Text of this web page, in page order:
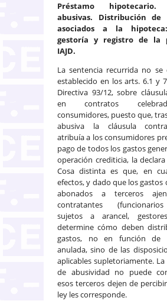
Préstamo hipotecario.
abusivas. Distribución de
asociados a la
gestoría y registro de la
IAJD.
La sentencia recurrida no
establecido en los arts. 6.1 y
Directiva 93/12, sobre
en contratos
consumidores, puesto que,
abusiva la cláusula
atribuía a los consumidores
pago de todos los gastos
operación crediticia, la
Cosa distinta es que, en
efectos, y dado que los gastos
abonados a terceros
contratantes
sujetos a arancel,
determine cómo deben
gastos, no en función de
anulada, sino de las
aplicables supletoriamente. La
de abusividad no puede
esos terceros dejen de
ley les corresponde.